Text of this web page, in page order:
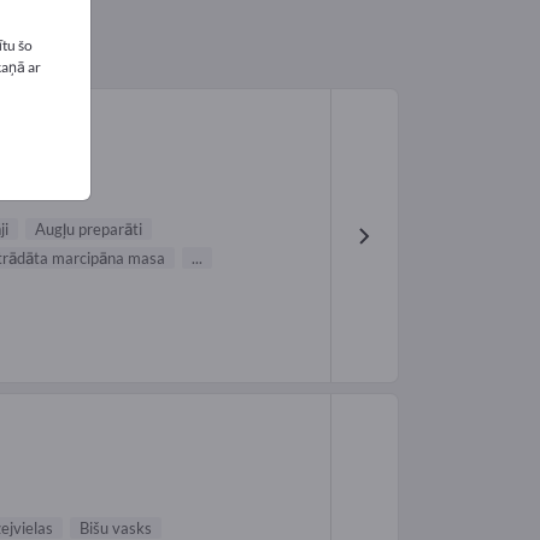
Augļu preparāti
marcipāna masa ...
Bišu vasks
šo
ar